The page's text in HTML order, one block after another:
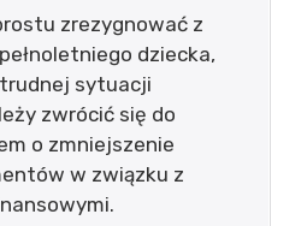
zrezygnować z
dziecka,
sytuacji
zwrócić się do
o zmniejszenie
w związku z